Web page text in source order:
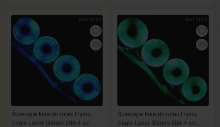
Kod: 2053
Świecące koła do rolek Flying
Eagle Lazer Sliders 90A 4 szt
Kod: 2050
Świecące koła do rolek Flying
Eagle Lazer Sliders 90A 4 szt